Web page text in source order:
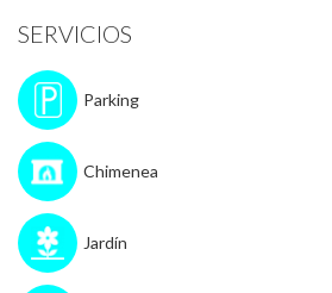
SERVICIOS
Parking
Chimenea
Jardín